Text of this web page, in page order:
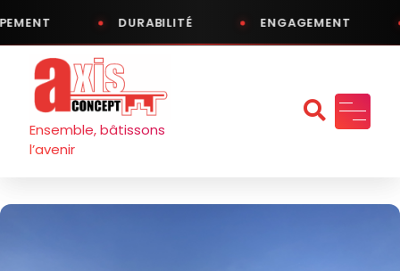
DURABILITÉ ENGAGEMENT
contenu
Ensemble, bâtissons
l’avenir